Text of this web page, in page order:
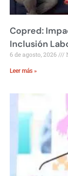
Copred:
Inclusión
6 de agosto, 2026
Leer más »